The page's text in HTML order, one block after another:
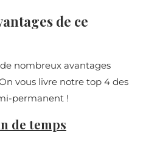
de ce
nombreux avantages
vous livre notre top 4 des
permanent !
de temps